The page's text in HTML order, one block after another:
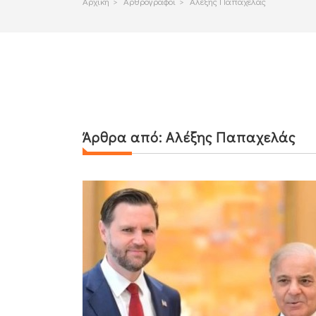
Άρθρα από:Αλέξης Παπαχελάς